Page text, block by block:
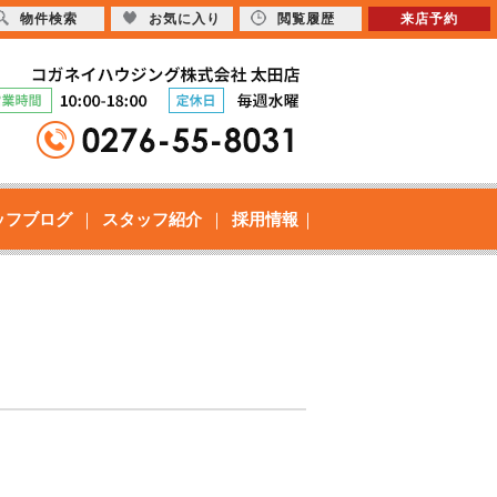
フブログ スタッフ紹介 採用情報
物件検索 お気に入り 閲覧履歴 来店予約